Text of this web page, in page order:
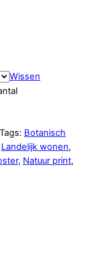
Wissen
Tags: Botanisch
Landelijk wonen,
, Natuur print,